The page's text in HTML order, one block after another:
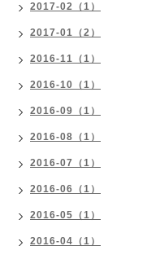
2017-02（1）
2017-01（2）
2016-11（1）
2016-10（1）
2016-09（1）
2016-08（1）
2016-07（1）
2016-06（1）
2016-05（1）
2016-04（1）